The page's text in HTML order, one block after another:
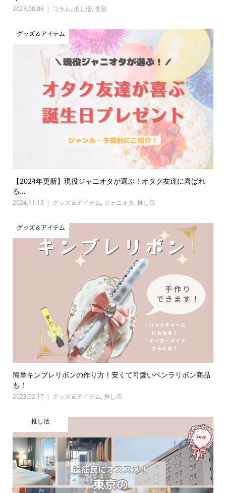
2023.08.06 コラム, 推し活, 美容
グッズ＆アイテム
【2024年更新】現役ジャニオタが選ぶ！オタク友達に喜ばれ
る...
2024.11.15 グッズ＆アイテム, ジャニオタ, 推し活
グッズ＆アイテム
簡単キンブレリボンの作り方！安くて可愛いペンラリボン商品
も！
2023.02.17 グッズ＆アイテム, 推し活
推し活